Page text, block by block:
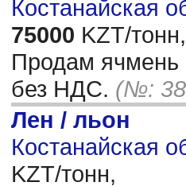
Костанайская
75000 KZT/тонн,
Продам ячмень
без НДС. (№:
Лен / льон
Костанайская
KZT/тонн,